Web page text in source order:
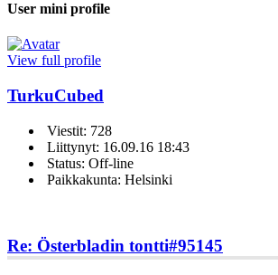
User mini profile
View full profile
TurkuCubed
Viestit: 728
Liittynyt: 16.09.16 18:43
Status: Off-line
Paikkakunta: Helsinki
Re: Österbladin tontti#95145